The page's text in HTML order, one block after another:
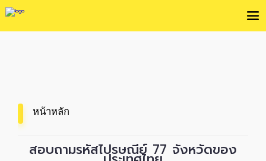
หน้าหลัก
สอบถามรหัสไปรษณีย์ 77 จังหวัดของ